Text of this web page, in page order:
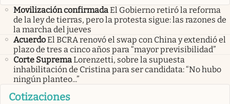
Movilización confirmadaEl Gobierno retiró la reforma
de la ley de tierras, pero la protesta sigue: las razones de
la marcha del jueves
AcuerdoEl BCRA renovó el swap con China y extendió el
plazo de tres a cinco años para “mayor previsibilidad”
Corte SupremaLorenzetti, sobre la supuesta
inhabilitación de Cristina para ser candidata: “No hubo
ningún planteo...”
Cotizaciones